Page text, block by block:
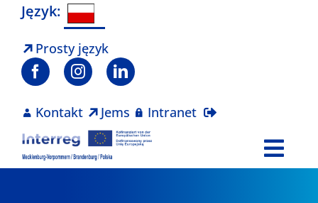
Skip
content
Język:
Prosty język
Kontakt Jems Intranet